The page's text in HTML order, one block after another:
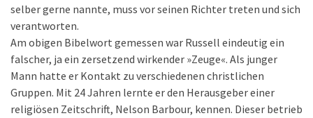
selber gerne nannte, muss vor seinen Richter treten und sich
verantworten.
Am obigen Bibelwort gemessen war Russell eindeutig ein
falscher, ja ein zersetzend wirkender »Zeuge«. Als junger
Mann hatte er Kontakt zu verschiedenen christlichen
Gruppen. Mit 24 Jahren lernte er den Herausgeber einer
religiösen Zeitschrift, Nelson Barbour, kennen. Dieser betrieb